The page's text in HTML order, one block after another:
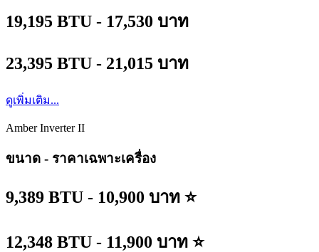
19,195 BTU - 17,530 บาท
23,395 BTU - 21,015 บาท
ดูเพิ่มเติม...
Amber Inverter II
ขนาด - ราคาเฉพาะเครื่อง
9,389 BTU - 10,900 บาท ⭐
12,348 BTU - 11,900 บาท ⭐